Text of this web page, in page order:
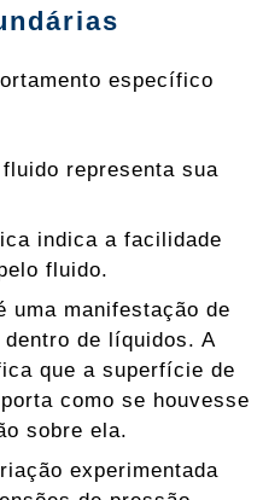
específico
representa sua
indica a facilidade
fluido.
uma manifestação de
de líquidos. A
que a superfície de
como se houvesse
sobre ela.
experimentada